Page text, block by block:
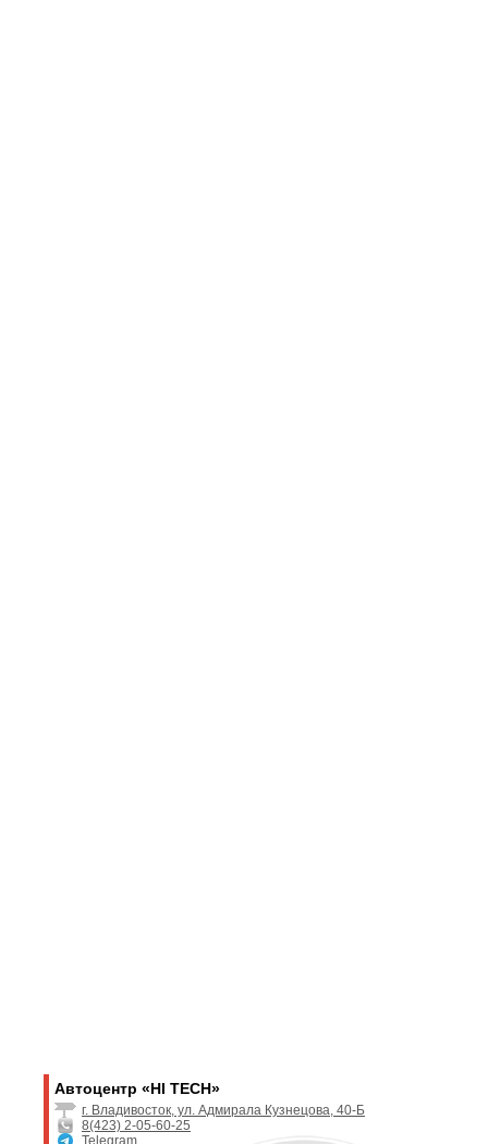
Автоцентр «HI TECH»
г. Владивосток, ул. Адмирала Кузнецова, 40-Б
8(423) 2-05-60-25
Telegram